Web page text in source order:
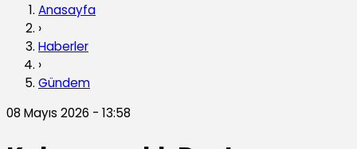
Anasayfa
›
Haberler
›
Gündem
08 Mayıs 2026 - 13:58